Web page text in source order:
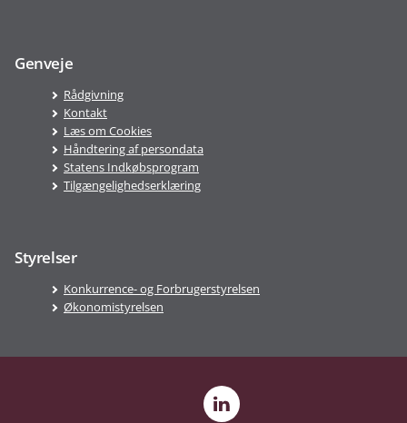
Genveje
Rådgivning
Kontakt
Læs om Cookies
Håndtering af persondata
Statens Indkøbsprogram
Tilgængelighedserklæring
Styrelser
Konkurrence- og Forbrugerstyrelsen
Økonomistyrelsen
LinkedIn